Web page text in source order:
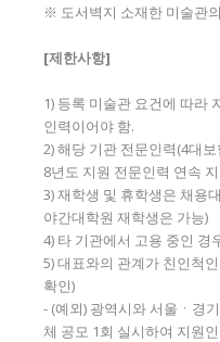
※ 도서벽지 소재한 미술관
[제한사항]
1) 등록 미술관 요건에 따라
인력이어야 함.
2) 해당 기관 전문인력(4대
8년도 지원 전문인력 연속
3) 재학생 및 휴학생은 채용
야간대학원 재학생은 가능)
4) 타 기관에서 고용 중인 경
5) 대표와의 관계가 친인척
확인)
- (예외) 광역시와 서울ㆍ경
체 공모 1회 실시하여 지원